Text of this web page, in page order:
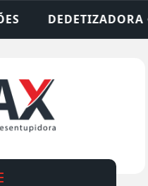
DESENTUPIDORA •